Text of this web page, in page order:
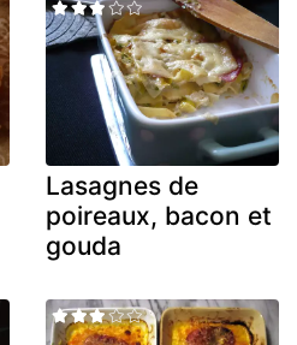
Lasagnes de
poireaux, bacon et
gouda